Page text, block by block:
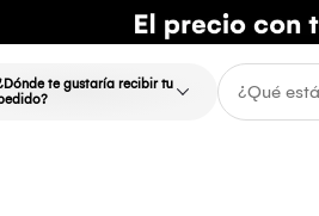
te gustaría recibir tu